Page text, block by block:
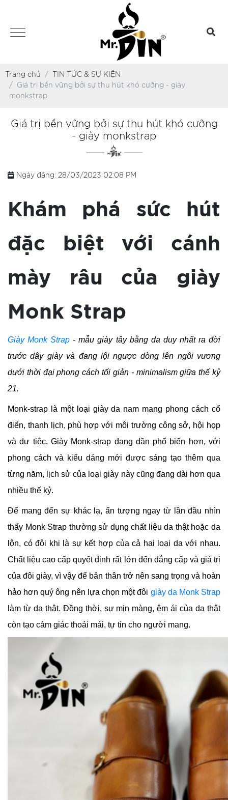
Trang chủ
TIN TỨC & SỰ KIỆN
Giá trị bền vững bởi sự thu hút khó cưỡng - giày
monkstrap
Giá trị bền vững bởi sự thu hút khó cưỡng
- giày monkstrap
Ngày đăng: 28/03/2023 02:08 PM
Khám phá sức hút
đặc biệt với cánh
mày râu của giày
Monk Strap
Giày Monk Strap - mẫu giày tây bằng da duy nhất ra đời
trước dây giày và đang lội ngược dòng lên ngôi vương
dưới thời đại phong cách tối giản - minimalism giữa thế kỷ
21.
Monk-strap là một loại giày da nam mang phong cách cổ
điển, thanh lịch, phù hợp với môi trường công sở, hội họp
và dự tiệc. Giày Monk-strap đang dần phổ biến hơn, với
phong cách và kiểu dáng mới được sáng tạo thêm qua
từng năm, lịch sử của loại giày này cũng đang dài hơn qua
nhiều thế kỷ.
Để mang đến sự khác lạ, ấn tượng ngay từ lần đầu nhìn
thấy Monk Strap thường sử dụng chất liệu da thật hoặc da
lộn, có đôi khi là sự kết hợp của cả hai loại da với nhau.
Chất liệu cao cấp quyết định rất lớn đến đẳng cấp và giá trị
của đôi giày, vì vậy để bản thân trở nên sang trọng và hoàn
hảo hơn quý ông nên lựa chọn một đôi giày da Monk Strap
làm từ da thật. Đồng thời, sự mịn màng, êm ái của da thật
còn tạo cảm giác thoải mái, tự tin cho người mang.